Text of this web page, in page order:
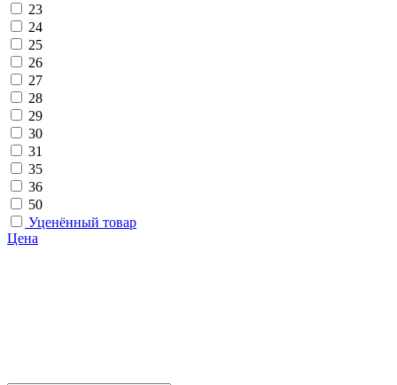
23
24
25
26
27
28
29
30
31
35
36
50
Уценённый товар
Цена